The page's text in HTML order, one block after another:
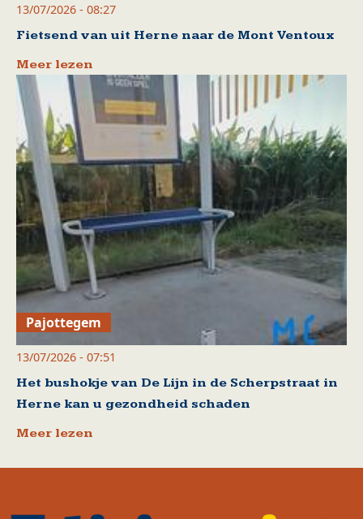
13/07/2026 - 08:27
Fietsend van uit Herne naar de Mont Ventoux
Meer lezen
Pajottegem
13/07/2026 - 07:51
Het bushokje van De Lijn in de Scherpstraat in
Herne kan u gezondheid schaden
Meer lezen